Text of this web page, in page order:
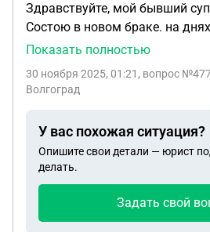
Здравствуйте, мой бывший
Состою в новом браке. на
пособие на детей, указывать
графе члена семьи ставить,
Показать полностью
30 ноября 2025, 01:21 , вопрос
Волгоград
У вас похожая ситуация?
Опишите свои детали — юрист
делать.
Задать свой